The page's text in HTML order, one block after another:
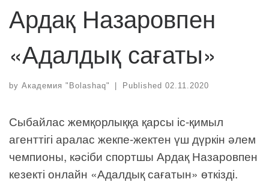
Ардақ Назаровпен
«Адалдық сағаты»
by Академия "Bolashaq" | Published 02.11.2020
Сыбайлас жемқорлыққа қарсы іс-қимыл
агенттігі аралас жекпе-жектен үш дүркін әлем
чемпионы, кәсіби спортшы Ардақ Назаровпен
кезекті онлайн «Адалдық сағатын» өткізді.